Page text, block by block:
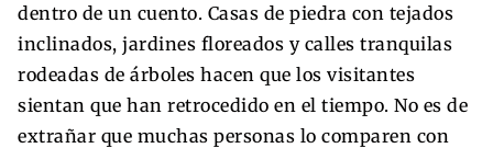
dentro de un cuento. Casas de piedra con tejados
inclinados, jardines floreados y calles tranquilas
rodeadas de árboles hacen que los visitantes
sientan que han retrocedido en el tiempo. No es de
extrañar que muchas personas lo comparen con